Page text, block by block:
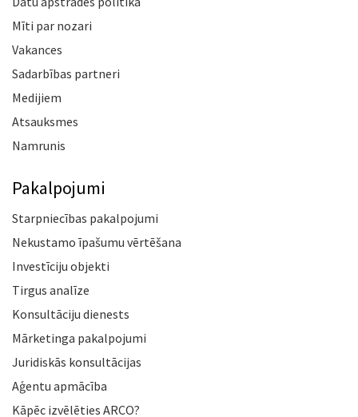
Mīti par nozari
Vakances
Sadarbības partneri
Medijiem
Atsauksmes
Namrunis
Pakalpojumi
Starpniecības pakalpojumi
Nekustamo īpašumu vērtēšana
Investīciju objekti
Tirgus analīze
Konsultāciju dienests
Mārketinga pakalpojumi
Juridiskās konsultācijas
Aģentu apmācība
Kāpēc izvēlēties ARCO?